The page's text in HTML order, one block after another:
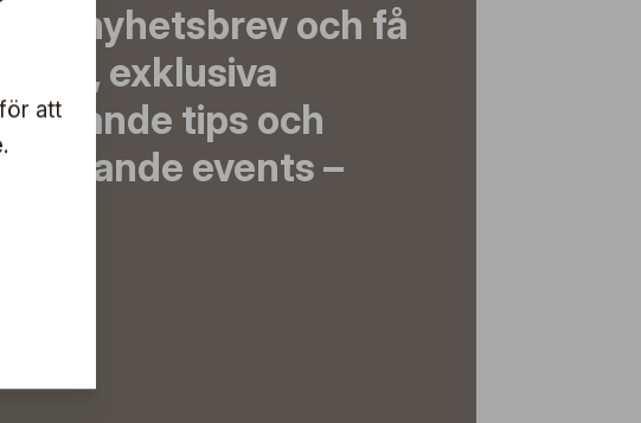
nyhetsbrev och få
exklusiva
tips och
events –
att